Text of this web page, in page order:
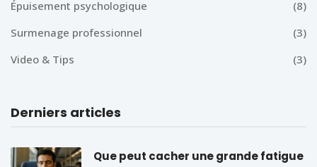
Épuisement psychologique
(8)
Surmenage professionnel
(3)
Video & Tips
(3)
Derniers articles
Que peut cacher une grande fatigue